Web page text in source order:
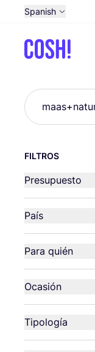
Spanish
Dutch
German
Croatian
Busca
FILTROS
Presupuesto
País
Para quién
Ocasión
Tipología